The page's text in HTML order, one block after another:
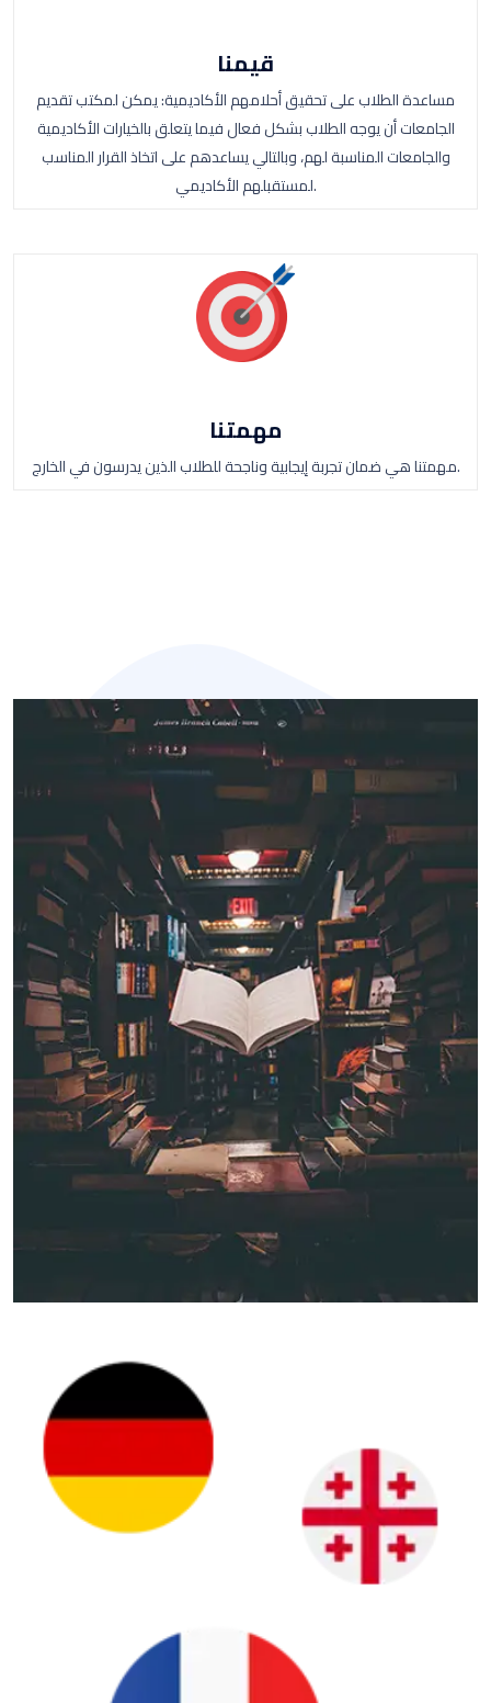
قيمنا
مساعدة الطلاب على تحقيق أحلامهم الأكاديمية: يمكن لمكتب تقديم
الجامعات أن يوجه الطلاب بشكل فعال فيما يتعلق بالخيارات الأكاديمية
والجامعات المناسبة لهم، وبالتالي يساعدهم على اتخاذ القرار المناسب
لمستقبلهم الأكاديمي.
مهمتنا
مهمتنا هي ضمان تجربة إيجابية وناجحة للطلاب الذين يدرسون في الخارج.